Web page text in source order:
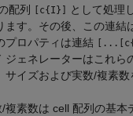
配列 [c{I}] として処理
ます。その後、この連結
プロパティは連結
ジェネレーターはこれら
サイズおよび実数/複素数
複素数は cell 配列の基本